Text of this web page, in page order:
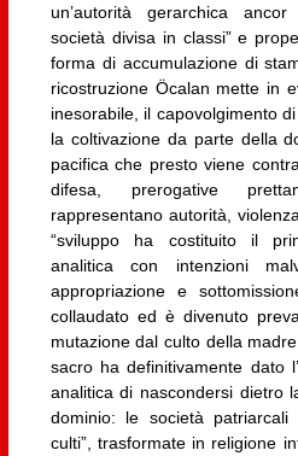
un’autorità gerarchica
società divisa in classi” e
forma di accumulazione di
ricostruzione Öcalan mette in
inesorabile, il capovolgimento
la coltivazione da parte della
pacifica che presto viene
difesa, prerogative
rappresentano autorità,
“sviluppo ha costituito il
analitica con intenzioni
appropriazione e
collaudato ed è divenuto
mutazione dal culto della
sacro ha definitivamente dato
analitica di nascondersi dietro
dominio: le società patriarcali
culti”, trasformate in religione